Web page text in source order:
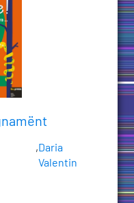
,Daria
Valentin